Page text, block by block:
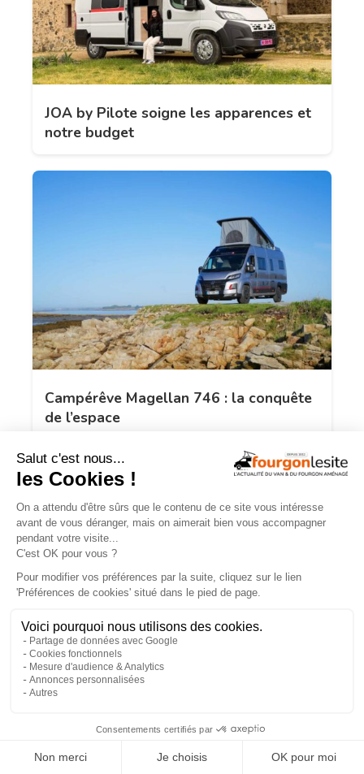
JOA by Pilote soigne les apparences et
notre budget
Campérêve Magellan 746 : la conquête
de l’espace
TROUVEZUN AMÉNAGEUR
PRÈS DE CHEZ VOUS !
professionnels de l'aménagement de vans
et de fourgons référencés partout en France !
Explorer la carte
Recherche
Recherche
par services
260
aménageurs